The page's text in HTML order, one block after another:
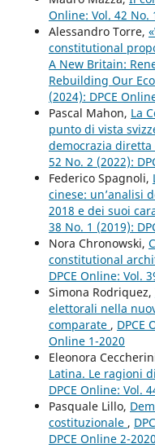
Online: Vol. 42 No.
Alessandro Torre,
constitutional
A New Britain:
Rebuilding Our
(2024): DPCE
Pascal Mahon, La
punto di vista
democrazia diretta
52 No. 2 (2022):
Federico Spagnoli,
cinese: un’analisi
2018 e dei suoi
38 No. 1 (2019):
Nora Chronowski,
constitutional
DPCE Online: Vol.
Simona Rodriquez,
elettorali nella
comparate , DPCE
Online 1-2020
Eleonora
Latina. Le ragioni
DPCE Online: Vol.
Pasquale Lillo,
costituzionale ,
DPCE Online 2-2020